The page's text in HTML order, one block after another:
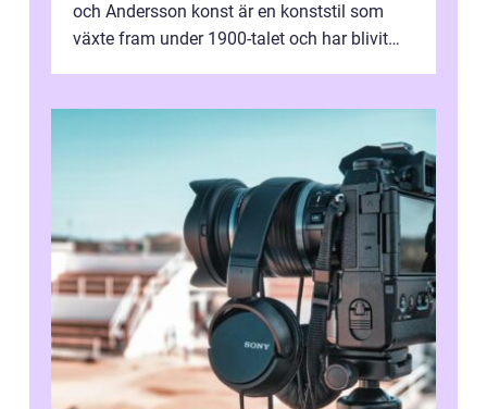
och Andersson konst är en konststil som
växte fram under 1900-talet och har blivit